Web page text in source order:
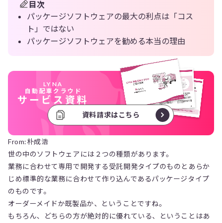
目次
パッケージソフトウェアの最大の利点は「コス
ト」ではない
パッケージソフトウェアを勧める本当の理由
LYNA
自動配車クラウド
サービス資料
資料請求はこちら
From:朴成浩
世の中のソフトウェアには２つの種類があります。
業務に合わせて専用で開発する受託開発タイプのものとあらか
じめ標準的な業務に合わせて作り込んであるパッケージタイプ
のものです。
オーダーメイドか既製品か、ということですね。
もちろん、どちらの方が絶対的に優れている、ということはあ